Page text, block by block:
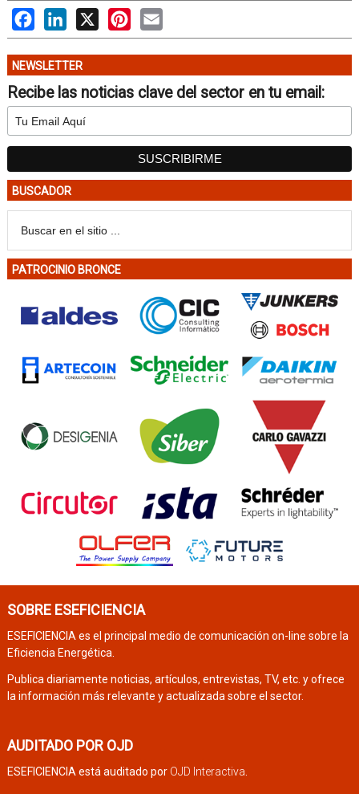
FacebookLinkedIn
X PinterestEmail
NEWSLETTER
Recibe las noticias clave del sector en tu email:
BUSCADOR
PATROCINIO BRONCE
SOBRE ESEFICIENCIA
ESEFICIENCIA es el principal medio de comunicación on-line sobre la
Eficiencia Energética.
Publica diariamente noticias, artículos, entrevistas, TV, etc. y ofrece
la información más relevante y actualizada sobre el sector.
AUDITADO POR OJD
ESEFICIENCIA está auditado por OJD Interactiva